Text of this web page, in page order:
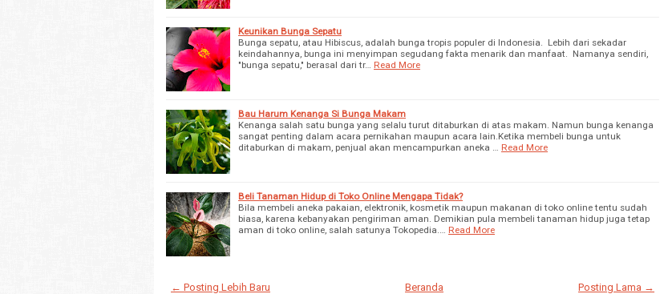
Keunikan Bunga Sepatu
Bunga sepatu, atau Hibiscus, adalah bunga tropis populer di Indonesia. Lebih dari sekadar
keindahannya, bunga ini menyimpan segudang fakta menarik dan manfaat. Namanya sendiri,
"bunga sepatu," berasal dari tr…
Read More
Bau Harum Kenanga Si Bunga Makam
Kenanga salah satu bunga yang selalu turut ditaburkan di atas makam. Namun bunga kenanga
sangat penting dalam acara pernikahan maupun acara lain.Ketika membeli bunga untuk
ditaburkan di makam, penjual akan mencampurkan aneka …
Read More
Beli Tanaman Hidup di Toko Online Mengapa Tidak?
Bila membeli aneka pakaian, elektronik, kosmetik maupun makanan di toko online tentu sudah
biasa, karena kebanyakan pengiriman aman. Demikian pula membeli tanaman hidup juga tetap
aman di toko online, salah satunya Tokopedia.…
Read More
← Posting Lebih Baru Posting Lama →
Beranda